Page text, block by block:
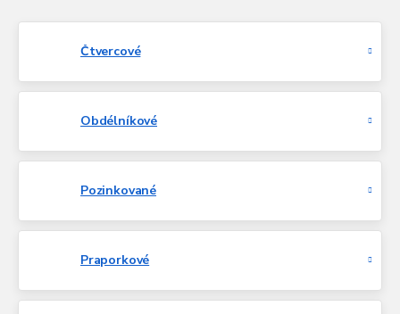
zákazníka lze zajistit i dělení na míru. Pokud potřebujete
Všechny profily jsou dodávány s důrazem na kvalitu a
přesnost zpracování.
Čtvercové
Obdélníkové
Pozinkované
Praporkové